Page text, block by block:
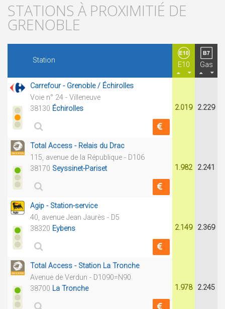
STATIONS À PROXIMITIÉ DE
GRENOBLE
Station
E10 Gas
Carrefour - Grenoble / Échirolles
Voie n° 24 - Villeneuve
38130 Échirolles 2.019 2.229
Total Access - Relais du Drac
115, avenue de la République - D106
38170 Seyssinet-Pariset 1.982 2.241
Agip - Station-service
40, avenue Jean Jaurès - D5
38320 Eybens 2.149 2.369
Total Access - Station La Tronche
Avenue de Verdun - D1090=N90
38700 La Tronche 1.978 2.245